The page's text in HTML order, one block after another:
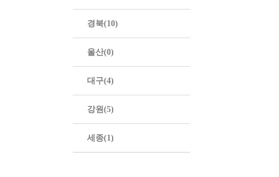
경북(10)
울산(0)
대구(4)
강원(5)
세종(1)